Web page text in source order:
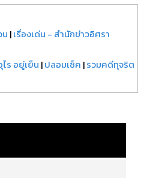
|เรื่องเด่น - สำนักข่าวอิศรา
ไร อยู่เย็น |ปลอมเช็ค |รวมคดีทุจริต